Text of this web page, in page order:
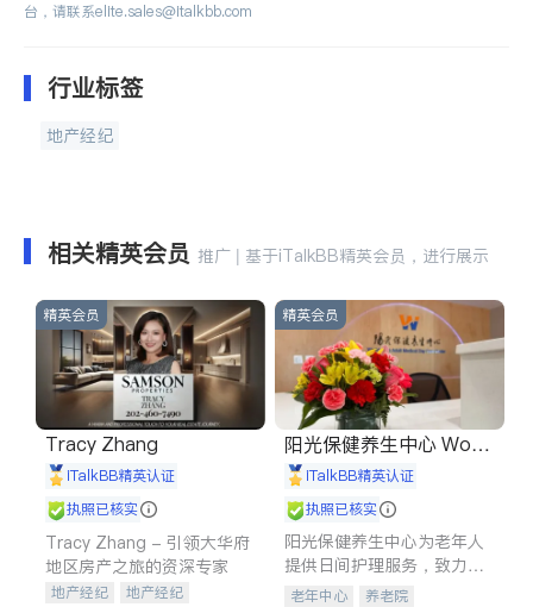
台，请联系elite.sales@italkbb.com
行业标签
地产经纪
相关精英会员 推广 | 基于iTalkBB精英会员，进行展示
精英会员
Tracy Zhang
iTalkBB精英认证
执照已核实
Tracy Zhang - 引领大华府
地区房产之旅的资深专家
地产经纪
地产经纪
精英会员
阳光保健养生中心 World
shine
iTalkBB精英认证
执照已核实
阳光保健养生中心为老年人
提供日间护理服务，致力于
通过持续的护理创新来有效
老年中心 养老院